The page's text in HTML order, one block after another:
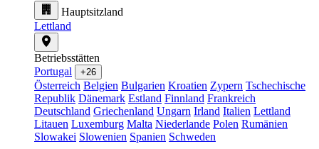
Hauptsitzland
Lettland
Betriebsstätten
Portugal
+26
Österreich Belgien Bulgarien Kroatien Zypern Tschechische
Republik Dänemark Estland Finnland Frankreich
Deutschland Griechenland Ungarn Irland Italien Lettland
Litauen Luxemburg Malta Niederlande Polen Rumänien
Slowakei Slowenien Spanien Schweden